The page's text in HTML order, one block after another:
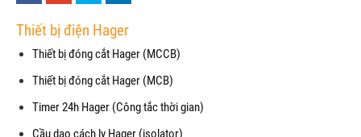
Thiết bị điện Hager
Thiết bị đóng cắt Hager (MCCB)
Thiết bị đóng cắt Hager (MCB)
Timer 24h Hager (Công tắc thời gian)